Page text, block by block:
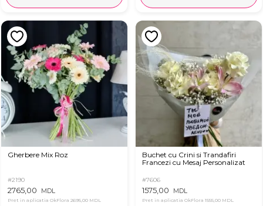
Gherbere Mix Roz
#2190
2765,00 MDL
Pret in aplicatia OkFlora 2695,00 MDL
Buchet cu Crini si Trandafiri
Francezi cu Mesaj Personalizat
#7606
1575,00 MDL
Pret in aplicatia OkFlora 1555,00 MDL